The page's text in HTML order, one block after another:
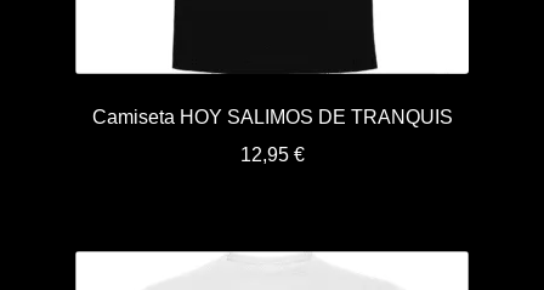
Camiseta HOY SALIMOS DE TRANQUIS
12,95 €